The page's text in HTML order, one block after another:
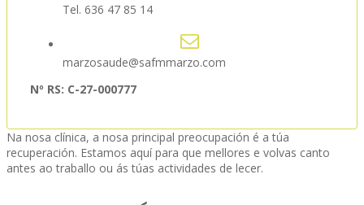
Tel. 636 47 85 14
marzosaude@safmmarzo.com
Nº RS: C-27-000777
Na nosa clínica, a nosa principal preocupación é a túa
recuperación. Estamos aquí para que mellores e volvas canto
antes ao traballo ou ás túas actividades de lecer.